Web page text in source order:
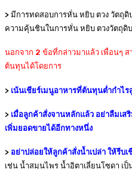
> มีการทดสอบการหั่น หยิบ ตวง วัตถุ
ความคุ้นชินในการหั่น หยิบ ตวงวัตถุดิ
นอกจาก 2 ข้อที่กล่าวมาแล้ว เพื่อนๆ
ต้นทุนได้โดยการ
> เน้นเชียร์เมนูอาหารที่ต้นทุนต่ำกำไร
> เมื่อลูกค้าสั่งจานหลักแล้ว อย่าลืมเส
เพิ่มยอดขายได้อีกทางหนึ่ง
> อย่าปล่อยให้ลูกค้าสั่งน้ำเปล่า ให้รีบ
เช่น น้ำสมุนไพร น้ำอิตาเลี่ยนโซดา เ